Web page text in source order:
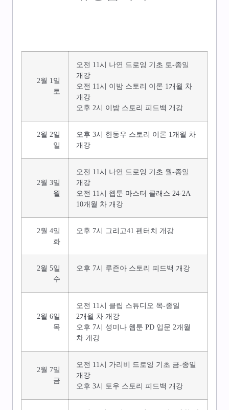
2월 1일
토
오전 11시 나연 드로잉 기초 토-종일
개강
오전 11시 이밤 스토리 이론 1개월 차
개강
오후 2시 이밤 스토리 피드백 개강
2월 2일
일
오후 3시 한동우 스토리 이론 1개월 차
개강
2월 3일
월
오전 11시 나연 드로잉 기초 월-종일
개강
오전 11시 웹툰 마스터 클래스 24-2A
10개월 차 개강
2월 4일
화
오후 7시 그리고41 펜터치 개강
2월 5일
수
오후 7시 루즌아 스토리 피드백 개강
2월 6일
목
오전 11시 클립 스튜디오 목-종일
2개월 차 개강
오후 7시 성미나 웹툰 PD 입문 2개월
차 개강
2월 7일
금
오전 11시 가리비 드로잉 기초 금-종일
개강
오후 3시 토우 스토리 피드백 개강